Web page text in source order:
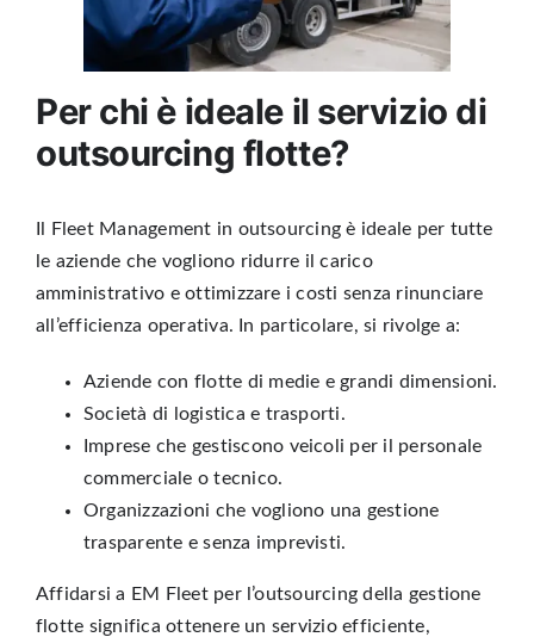
Per chi è ideale il servizio di
outsourcing flotte?
Il Fleet Management in outsourcing è ideale per tutte
le aziende che vogliono ridurre il carico
amministrativo e ottimizzare i costi senza rinunciare
all’efficienza operativa. In particolare, si rivolge a:
Aziende con flotte di medie e grandi dimensioni.
Società di logistica e trasporti.
Imprese che gestiscono veicoli per il personale
commerciale o tecnico.
Organizzazioni che vogliono una gestione
trasparente e senza imprevisti.
Affidarsi a EM Fleet per l’outsourcing della gestione
flotte significa ottenere un servizio efficiente,